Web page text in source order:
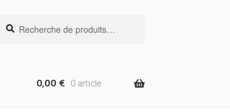
pour :
Recherche
0,00 € 0 article